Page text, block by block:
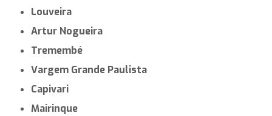
Louveira
Artur Nogueira
Tremembé
Vargem Grande Paulista
Capivari
Mairinque